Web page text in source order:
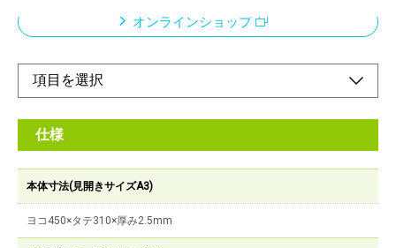
オンラインショップ
仕様
本体寸法(見開きサイズA3)
ヨコ450×タテ310×厚み2.5mm